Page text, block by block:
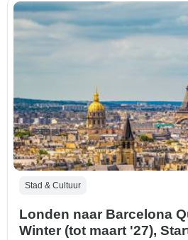
Stad & Cultuur
Londen naar Barcelona
Winter (tot maart '27),